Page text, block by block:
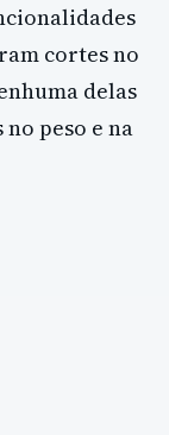
cortes no
delas
peso e na